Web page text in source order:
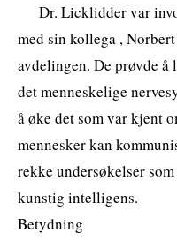
Dr. Licklidder var
med sin kollega ,
avdelingen. De prøvde
det menneskelige
å øke det som var kjent
mennesker kan
rekke undersøkelser
kunstig intelligens.
Betydning